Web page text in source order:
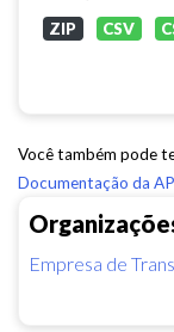
Empresa de
ZIP CSV
Você também pode
Documentação da